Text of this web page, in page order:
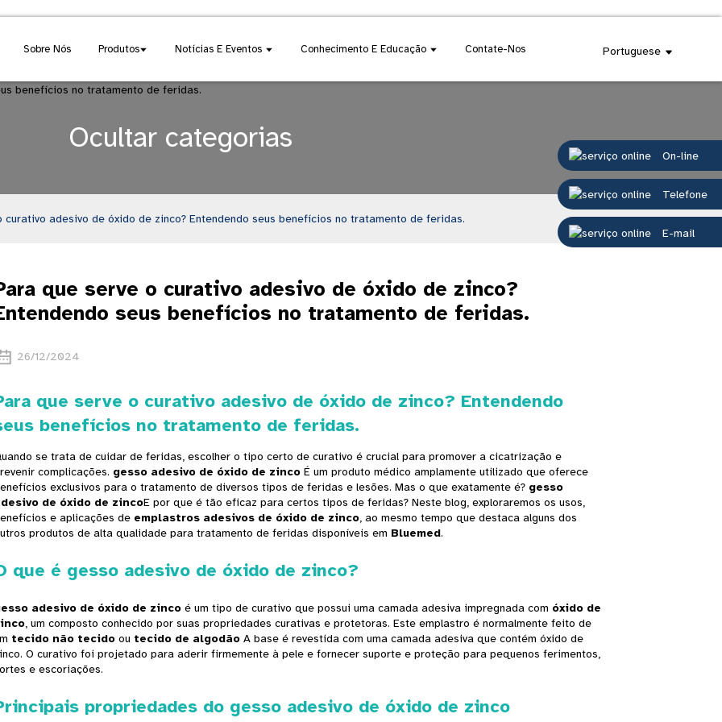
Sobre Nós Produtos Notícias E Eventos Conhecimento E Educação Contate-Nos Portuguese
On-line
Telefone
E-mail
Ocultar categorias
curativo adesivo de óxido de zinco? Entendendo seus benefícios no tratamento de feridas.
que serve o curativo adesivo de óxido de zinco?
seus benefícios no tratamento de feridas.
26/12/2024
que serve o curativo adesivo de óxido de zinco? Entendendo
benefícios no tratamento de feridas.
se trata de cuidar de feridas, escolher o tipo certo de curativo é crucial para promover a cicatrização e
complicações. gesso adesivo de óxido de zinco É um produto médico amplamente utilizado que oferece
exclusivos para o tratamento de diversos tipos de feridas e lesões. Mas o que exatamente é? gesso
de óxido de zincoE por que é tão eficaz para certos tipos de feridas? Neste blog, exploraremos os usos,
e aplicações de emplastros adesivos de óxido de zinco, ao mesmo tempo que destaca alguns dos
produtos de alta qualidade para tratamento de feridas disponíveis em Bluemed.
que é gesso adesivo de óxido de zinco?
adesivo de óxido de zinco é um tipo de curativo que possui uma camada adesiva impregnada com óxido de
, um composto conhecido por suas propriedades curativas e protetoras. Este emplastro é normalmente feito de
tecido não tecido ou tecido de algodão A base é revestida com uma camada adesiva que contém óxido de
O curativo foi projetado para aderir firmemente à pele e fornecer suporte e proteção para pequenos ferimentos,
e escoriações.
propriedades do gesso adesivo de óxido de zinco